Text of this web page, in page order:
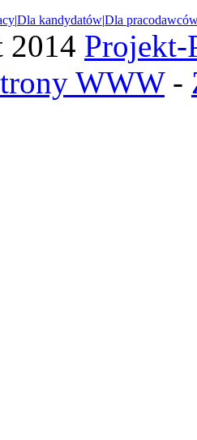
|Dla kandydatów|Dla
Projekt-
WWW-